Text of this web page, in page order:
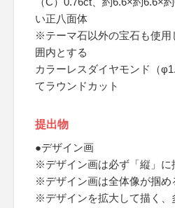
い正八面体
※テーマ石以外の宝石も使用
囲内とする
カラーレスダイヤモンド（
てラウンドカット
提出物
●デザイン画
※デザイン画は必ず「縦」に
※デザイン画は全体像が掴め
※デザインを拡大して描く、